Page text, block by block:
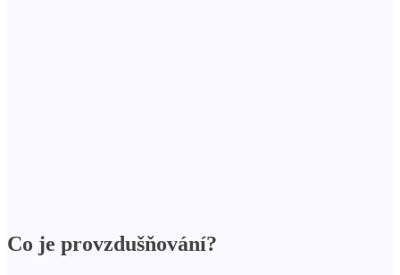
Co je provzdušňování?